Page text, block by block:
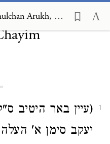
Eshel Avraham on Shulchan Arukh, Orach Chayim 1Arukh,
1
(עיין באר היטיב
יעקב סימן א'